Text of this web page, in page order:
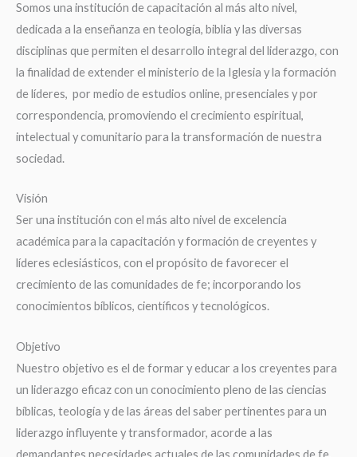
Somos una institución de capacitación al más alto nivel,
dedicada a la enseñanza en teología, biblia y las diversas
disciplinas que permiten el desarrollo integral del liderazgo, con
la finalidad de extender el ministerio de la Iglesia y la formación
de líderes, por medio de estudios online, presenciales y por
correspondencia, promoviendo el crecimiento espiritual,
intelectual y comunitario para la transformación de nuestra
sociedad.
Visión
Ser una institución con el más alto nivel de excelencia
académica para la capacitación y formación de creyentes y
líderes eclesiásticos, con el propósito de favorecer el
crecimiento de las comunidades de fe; incorporando los
conocimientos bíblicos, científicos y tecnológicos.
Objetivo
Nuestro objetivo es el de formar y educar a los creyentes para
un liderazgo eficaz con un conocimiento pleno de las ciencias
bíblicas, teología y de las áreas del saber pertinentes para un
liderazgo influyente y transformador, acorde a las
demandantes necesidades actuales de las comunidades de fe,